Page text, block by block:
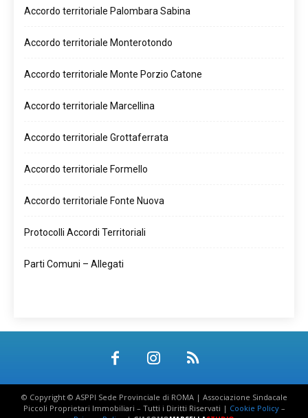
Accordo territoriale Palombara Sabina
Accordo territoriale Monterotondo
Accordo territoriale Monte Porzio Catone
Accordo territoriale Marcellina
Accordo territoriale Grottaferrata
Accordo territoriale Formello
Accordo territoriale Fonte Nuova
Protocolli Accordi Territoriali
Parti Comuni – Allegati
© Copyright © ASPPI Sede Provinciale di ROMA | Associazione Sindacale
Piccoli Proprietari Immobiliari – Tutti i Diritti Riservati | Cookie Policy–